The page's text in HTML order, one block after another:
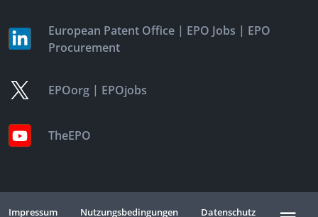
European Patent Office | EPO Jobs | EPO
Procurement
EPOorg | EPOjobs
TheEPO
Impressum Nutzungsbedingungen Datenschutz